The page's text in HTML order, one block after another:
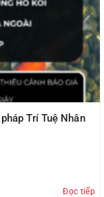
Trí Tuệ Nhân
Đọc tiếp